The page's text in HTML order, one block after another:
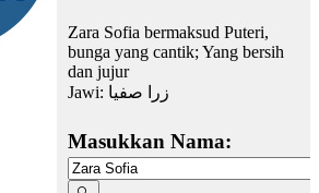
Zara Sofia bermaksud Puteri,
bunga yang cantik; Yang bersih
dan jujur
Jawi: زرا صفيا
Masukkan Nama: